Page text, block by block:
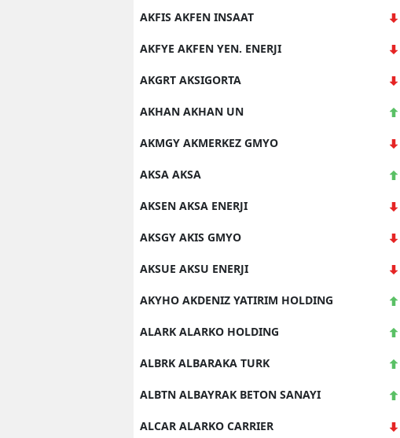
AKFIS AKFEN INSAAT
AKFYE AKFEN YEN. ENERJI
AKGRT AKSIGORTA
AKHAN AKHAN UN
AKMGY AKMERKEZ GMYO
AKSA AKSA
AKSEN AKSA ENERJI
AKSGY AKIS GMYO
AKSUE AKSU ENERJI
AKYHO AKDENIZ YATIRIM HOLDING
ALARK ALARKO HOLDING
ALBRK ALBARAKA TURK
ALBTN ALBAYRAK BETON SANAYI
ALCAR ALARKO CARRIER